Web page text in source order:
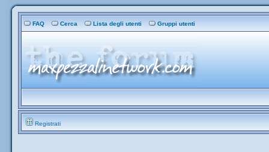
FAQ Cerca Lista degli utenti Gruppi utenti
Registrati